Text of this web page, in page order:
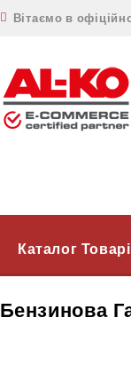
Вітаємо в
Каталог
Бензинова